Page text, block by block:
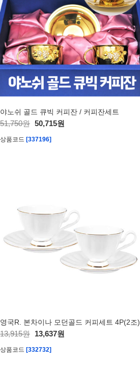
야노쉬 골드 큐빅 커피잔 / 커피잔세트
51,750원 50,715원
상품코드 [337196]
영국R. 본차이나 모던골드 커피세트 4P(2조)
13,915원 13,637원
상품코드 [332732]